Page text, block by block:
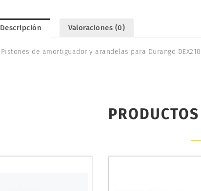
Descripción Valoraciones (0)
Pistones de amortiguador y arandelas para Durango